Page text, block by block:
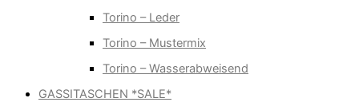
Torino – Leder
Torino – Mustermix
Torino – Wasserabweisend
GASSITASCHEN *SALE*